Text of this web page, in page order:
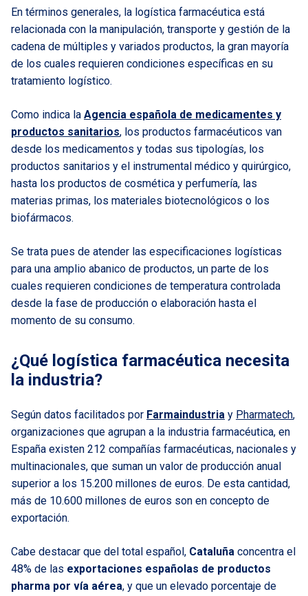
En términos generales, la logística farmacéutica está
relacionada con la manipulación, transporte y gestión de la
cadena de múltiples y variados productos, la gran mayoría
de los cuales requieren condiciones específicas en su
tratamiento logístico.
Como indica la Agencia española de medicamentes y
productos sanitarios, los productos farmacéuticos van
desde los medicamentos y todas sus tipologías, los
productos sanitarios y el instrumental médico y quirúrgico,
hasta los productos de cosmética y perfumería, las
materias primas, los materiales biotecnológicos o los
biofármacos.
Se trata pues de atender las especificaciones logísticas
para una amplio abanico de productos, un parte de los
cuales requieren condiciones de temperatura controlada
desde la fase de producción o elaboración hasta el
momento de su consumo.
¿Qué logística farmacéutica necesita
la industria?
Según datos facilitados por Farmaindustria y Pharmatech,
organizaciones que agrupan a la industria farmacéutica, en
España existen 212 compañías farmacéuticas, nacionales y
multinacionales, que suman un valor de producción anual
superior a los 15.200 millones de euros. De esta cantidad,
más de 10.600 millones de euros son en concepto de
exportación.
Cabe destacar que del total español, Cataluña concentra el
48% de las exportaciones españolas de productos
pharma por vía aérea, y que un elevado porcentaje de